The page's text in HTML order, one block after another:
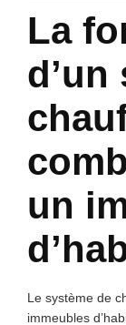
La
d’un
un
Le système de
immeubles